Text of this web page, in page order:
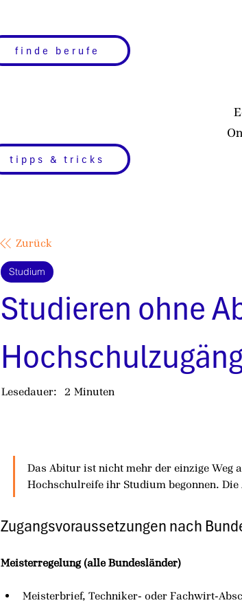
finde berufe
tipps & tricks
Zurück
Studium
Studieren ohne
2
Lesedauer: Minuten
Das Abitur ist nicht mehr der einzige Weg
Hochschulreife ihr Studium begonnen.
Zugangsvoraussetzungen nach
Meisterregelung (alle Bundesländer)
Meisterbrief, Techniker- oder Fachwirt-